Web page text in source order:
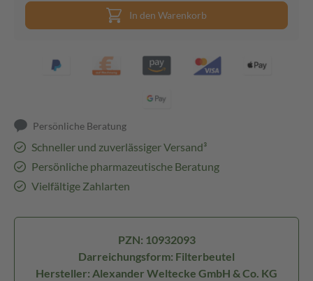
In den Warenkorb
Persönliche Beratung
Schneller und zuverlässiger Versand³
Persönliche pharmazeutische Beratung
Vielfältige Zahlarten
PZN: 10932093
Darreichungsform: Filterbeutel
Hersteller: Alexander Weltecke GmbH & Co. KG